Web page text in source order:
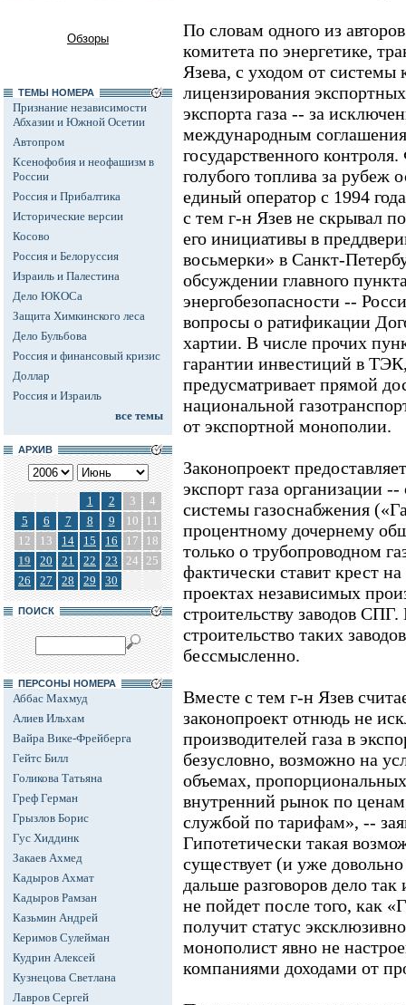
Обзоры
ТЕМЫ НОМЕРА
Признание независимости
Абхазии и Южной Осетии
Автопром
Ксенофобия и неофашизм в
России
Россия и Прибалтика
Исторические версии
Косово
Россия и Белоруссия
Израиль и Палестина
Дело ЮКОСа
Защита Химкинского леса
Дело Бульбова
Россия и финансовый кризис
Доллар
Россия и Израиль
все темы
АРХИВ
1 2 3
4
5
6 7 8 9 10
11
12
13 14 15 16 17
18
19
20 21 22 23 24 25
26
27 28 29 30
ПОИСК
ПЕРСОНЫ НОМЕРА
Аббас Махмуд
Алиев Ильхам
Вайра Вике-Фрейберга
Гейтс Билл
Голикова Татьяна
Греф Герман
Грызлов Борис
Гус Хиддинк
Закаев Ахмед
Кадыров Ахмат
Кадыров Рамзан
Казьмин Андрей
Керимов Сулейман
Кудрин Алексей
Кузнецова Светлана
Лавров Сергей
По словам одного из
комитета по энергетике,
Язева, с уходом от системы
лицензирования
экспорта газа -- за
международным
государственного
голубого топлива за рубеж
единый оператор с 1994
с тем г-н Язев не скрывал
его инициативы в
восьмерки» в Санкт-
обсуждении главного
энергобезопасности --
вопросы о ратификации
хартии. В числе прочих
гарантии инвестиций в
предусматривает прямой
национальной
от экспортной монополии.
Законопроект
экспорт газа организации
системы газоснабжения
процентному дочернему
только о трубопроводном
фактически ставит крест
проектах независимых
строительству заводов СПГ.
строительство таких
бессмысленно.
Вместе с тем г-н Язев
законопроект отнюдь не
производителей газа в
безусловно, возможно на
объемах,
внутренний рынок по
службой по тарифам», --
Гипотетически такая
существует (и уже
дальше разговоров дело
не пойдет после того, как
получит статус
монополист явно не
компаниями доходами от